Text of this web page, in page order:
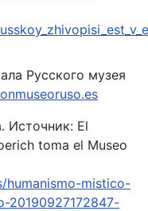
Русского музея
Источник: El
toma el Museo
humanismo-mistico-
20190927172847-